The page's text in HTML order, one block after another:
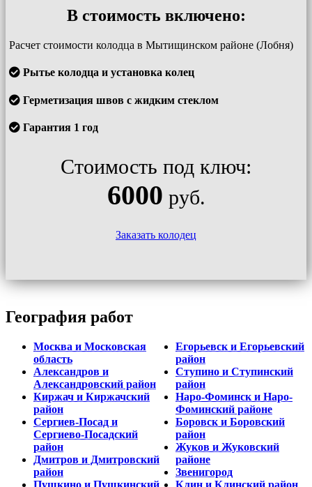
В стоимость включено:
Расчет стоимости колодца в Мытищинском районе (Лобня)
Рытье колодца и установка колец
Герметизация швов с жидким стеклом
Гарантия 1 год
Стоимость под ключ:
6000 руб.
Заказать колодец
География работ
Москва и Московская
область
Александров и
Александровский район
Киржач и Киржачский
район
Сергиев-Посад и
Сергиево-Посадский
район
Дмитров и Дмитровский
район
Пушкино и Пушкинский
Егорьевск и Егорьевский
район
Ступино и Ступинский
район
Наро-Фоминск и Наро-
Фоминский районе
Боровск и Боровский
район
Жуков и Жуковский
районе
Звенигород
Клин и Клинский район